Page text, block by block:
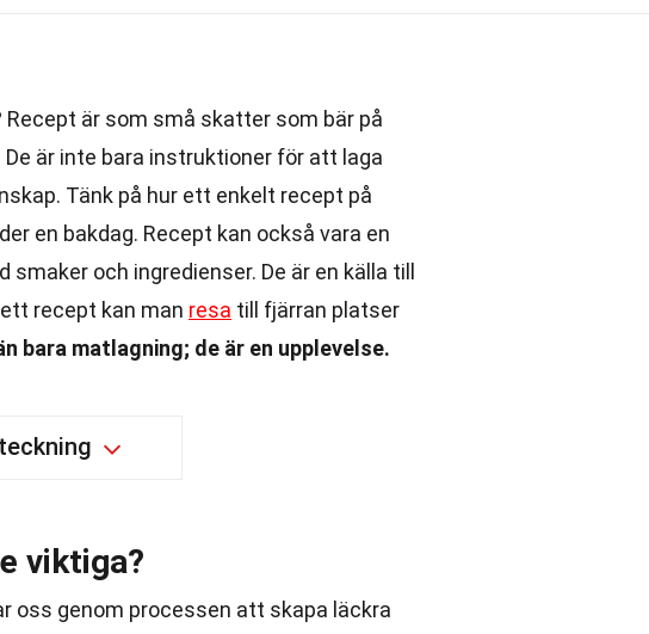
Recept är som små skatter som bär på
är inte bara instruktioner för att laga
Tänk på hur ett enkelt recept på
en bakdag. Recept kan också vara en
och ingredienser. De är en källa till
recept kan man resa till fjärran platser
bara matlagning; de är en upplevelse.
viktiga?
oss genom processen att skapa läckra